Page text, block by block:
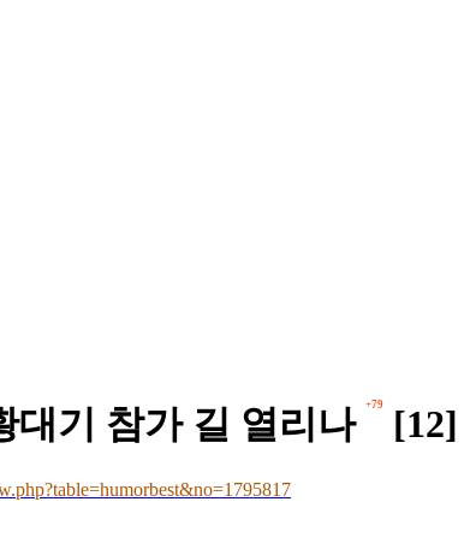
대기 참가 길 열리나 +79 [12]